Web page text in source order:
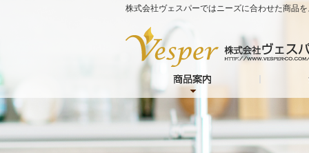
株式会社ヴェスパーではニーズに合わせた商品